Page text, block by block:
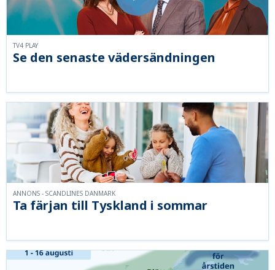
Se den senaste vädersändningen
TV4 PLAY
Ta färjan till Tyskland i sommar
ANNONS - SCANDLINES DANMARK